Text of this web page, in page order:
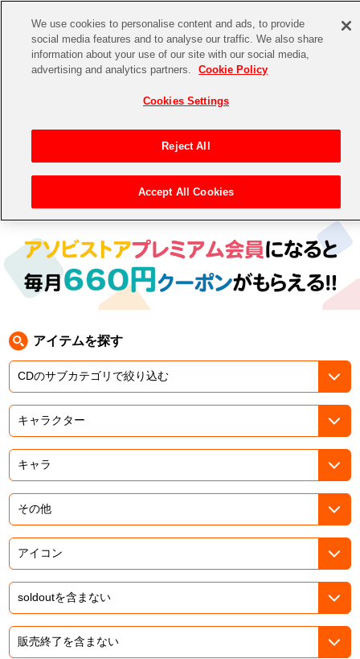
CHANNEL STORE EVENT
ゲーム 電子書籍
その他先行受付
アイドルマスターシリーズ
アイドルマスター
アイドルマスター ミリオンライブ！
アイドルマスター SideM
プロジェクトアイマス ヴイアライヴ
テイルズ オブ シリーズ
電音部
太鼓の達人
ACE COMBAT
ナムコクラシック
イベントグッズ
トイ・ホビー
> CD
アイテムを探す
We use cookies to personalise content and ads, to provide
social media features and to analyse our traffic. We also share
information about your use of our site with our social media,
advertising and analytics partners.
Cookie Policy
Cookies Settings
Reject All
Accept All Cookies